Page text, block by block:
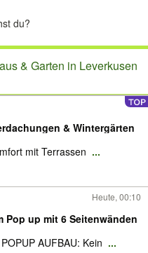
& Garten in Leverkusen
& Wintergärten
mit Terrassen ...
Heute, 00:10
Pop up mit 6 Seitenwänden
AUFBAU: Kein ...